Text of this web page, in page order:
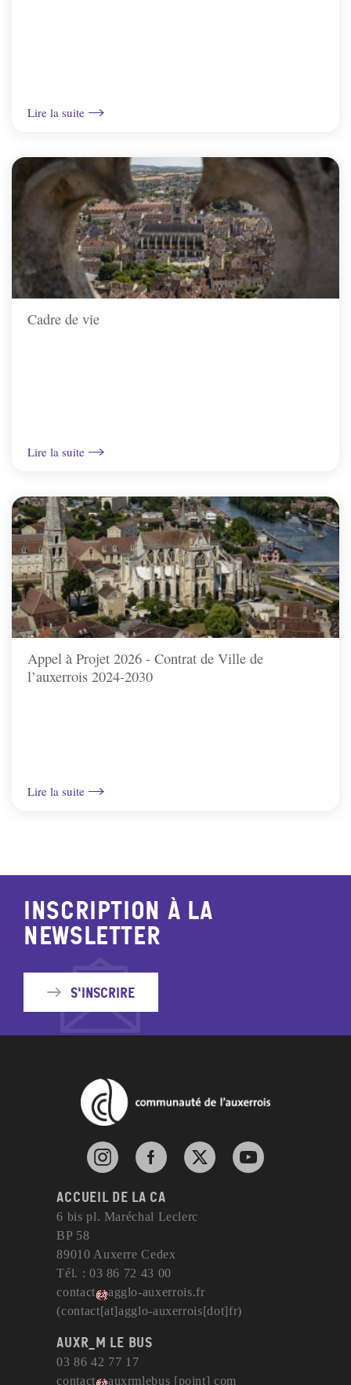
Villefargeau
Villeneuve-St-Salves
Vincelles
Lire la suite
Cadre de vie
Lire la suite
Appel à Projet 2026 - Contrat de Ville de
l’auxerrois 2024-2030
Lire la suite
Inscription à la
newsletter
S'inscrire
Instagram de l'agglomération d'Auxerre
Facebook de l'agglomération d'Auxerre
X de l'agglomération
YouTube de
Accueil de la CA
6 bis pl. Maréchal Leclerc
BP 58
89010 Auxerre Cedex
Tél. : 03 86 72 43 00
contact
agglo-auxerrois.fr
(contact[at]agglo-auxerrois[dot]fr)
AuxR_M le bus
03 86 42 77 17
contact
auxrmlebus [point]com